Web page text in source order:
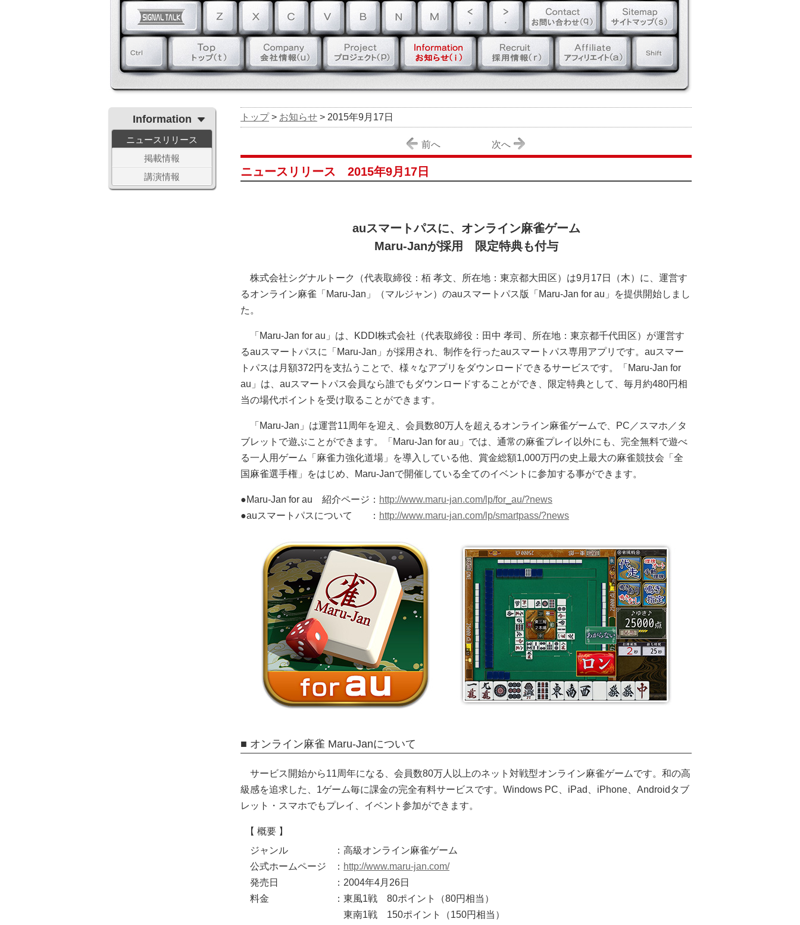
トップ> お知らせ > 2015年9月17日
前へ 次へ
ニュースリリース 2015年9月17日
auスマートパスに、オンライン麻雀ゲーム
Maru-Janが採用 限定特典も付与
株式会社シグナルトーク（代表取締役：栢 孝文、所在地：東京都大田区）は9月17日（木）に、運営す
るオンライン麻雀「Maru-Jan」（マルジャン）のauスマートパス版「Maru-Jan for au」を提供開始しまし
た。
「Maru-Jan for au」は、KDDI株式会社（代表取締役：田中 孝司、所在地：東京都千代田区）が運営す
るauスマートパスに「Maru-Jan」が採用され、制作を行ったauスマートパス専用アプリです。auスマー
トパスは月額372円を支払うことで、様々なアプリをダウンロードできるサービスです。「Maru-Jan for
au」は、auスマートパス会員なら誰でもダウンロードすることができ、限定特典として、毎月約480円相
当の場代ポイントを受け取ることができます。
「Maru-Jan」は運営11周年を迎え、会員数80万人を超えるオンライン麻雀ゲームで、PC／スマホ／タ
ブレットで遊ぶことができます。「Maru-Jan for au」では、通常の麻雀プレイ以外にも、完全無料で遊べ
る一人用ゲーム「麻雀力強化道場」を導入している他、賞金総額1,000万円の史上最大の麻雀競技会「全
国麻雀選手権」をはじめ、Maru-Janで開催している全てのイベントに参加する事ができます。
●Maru-Jan for au 紹介ページ ： http://www.maru-jan.com/lp/for_au/?news
●auスマートパスについて
： http://www.maru-jan.com/lp/smartpass/?news
■ オンライン麻雀 Maru-Janについて
サービス開始から11周年になる、会員数80万人以上のネット対戦型オンライン麻雀ゲームです。和の高
級感を追求した、1ゲーム毎に課金の完全有料サービスです。Windows PC、iPad、iPhone、Androidタブ
レット・スマホでもプレイ、イベント参加ができます。
【 概要 】
ジャンル
：高級オンライン麻雀ゲーム
公式ホームページ
： http://www.maru-jan.com/
発売日
：2004年4月26日
料金
：東風1戦 80ポイント（80円相当）
東南1戦 150ポイント（150円相当）
Information
ニュースリリース
掲載情報
講演情報